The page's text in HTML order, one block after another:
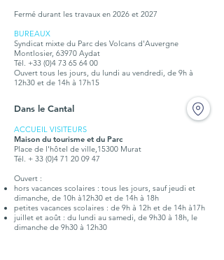
Fermé durant les travaux en 2026 et 2027
BUREAUX
Syndicat mixte du Parc des Volcans d'Auvergne
Montlosier, 63970 Aydat
Tél. +33 (0)4 73 65 64 00
Ouvert tous les jours, du lundi au vendredi, de 9h à
12h30 et de 14h à 17h15
Dans le Cantal
ACCUEIL VISITEURS
Maison du tourisme et du Parc
Place de l'hôtel de ville,15300 Murat
Tél. + 33 (0)4 71 20 09 47
Ouvert :
hors vacances scolaires : tous les jours, sauf jeudi et
dimanche, de 10h à12h30 et de 14h à 18h
petites vacances scolaires : de 9h à 12h et de 14h à17h
juillet et août : du lundi au samedi, de 9h30 à 18h, le
dimanche de 9h30 à 12h30